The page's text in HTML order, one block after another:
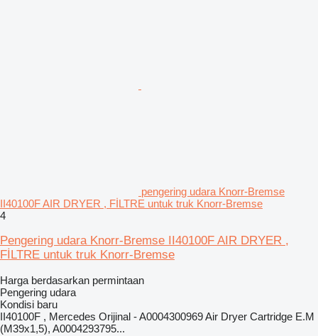
pengering udara Knorr-Bremse
II40100F AIR DRYER , FİLTRE untuk truk Knorr-Bremse
4
Pengering udara Knorr-Bremse II40100F AIR DRYER ,
FİLTRE untuk truk Knorr-Bremse
Harga berdasarkan permintaan
Pengering udara
Kondisi baru
II40100F , Mercedes Orijinal - A0004300969 Air Dryer Cartridge E.M
(M39x1,5), A0004293795...